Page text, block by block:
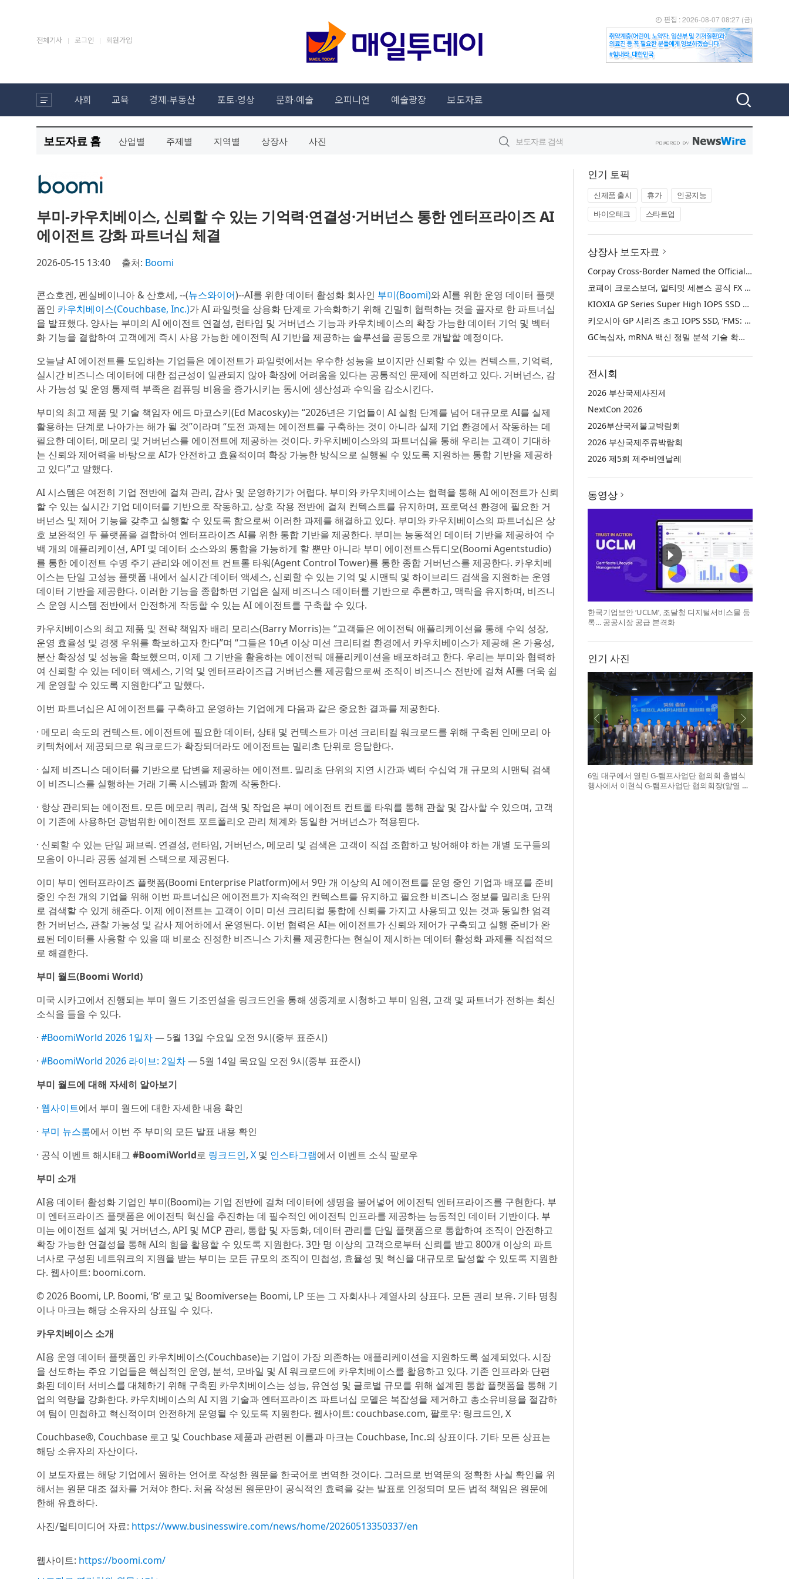
보도자료 홈 산업별 주제별 지역별 상장사 사진
부미-카우치베이스, 신뢰할 수 있는 기억력·연결성·거버넌스 통한 엔터프라이즈 AI
에이전트 강화 파트너십 체결
2026-05-15 13:40 출처: Boomi
콘쇼호켄, 펜실베이니아 & 산호세, --(뉴스와이어)--AI를 위한 데이터 활성화 회사인 부미(Boomi)와 AI를 위한 운영 데이터 플랫
폼인 카우치베이스(Couchbase, Inc.)가 AI 파일럿을 상용화 단계로 가속화하기 위해 긴밀히 협력하는 것을 골자로 한 파트너십
을 발표했다. 양사는 부미의 AI 에이전트 연결성, 런타임 및 거버넌스 기능과 카우치베이스의 확장 가능한 데이터 기억 및 벡터
화 기능을 결합하여 고객에게 즉시 사용 가능한 에이전틱 AI 기반을 제공하는 솔루션을 공동으로 개발할 예정이다.
오늘날 AI 에이전트를 도입하는 기업들은 에이전트가 파일럿에서는 우수한 성능을 보이지만 신뢰할 수 있는 컨텍스트, 기억력,
실시간 비즈니스 데이터에 대한 접근성이 일관되지 않아 확장에 어려움을 있다는 공통적인 문제에 직면하고 있다. 거버넌스, 감
사 가능성 및 운영 통제력 부족은 컴퓨팅 비용을 증가시키는 동시에 생산성과 수익을 감소시킨다.
부미의 최고 제품 및 기술 책임자 에드 마코스키(Ed Macosky)는 “2026년은 기업들이 AI 실험 단계를 넘어 대규모로 AI를 실제
활용하는 단계로 나아가는 해가 될 것”이라며 “도전 과제는 에이전트를 구축하는 것이 아니라 실제 기업 환경에서 작동하는 데
필요한 데이터, 메모리 및 거버넌스를 에이전트에 제공하는 것이다. 카우치베이스와의 파트너십을 통해 우리는 고객이 기대하
는 신뢰와 제어력을 바탕으로 AI가 안전하고 효율적이며 확장 가능한 방식으로 실행될 수 있도록 지원하는 통합 기반을 제공하
고 있다”고 말했다.
AI 시스템은 여전히 기업 전반에 걸쳐 관리, 감사 및 운영하기가 어렵다. 부미와 카우치베이스는 협력을 통해 AI 에이전트가 신뢰
할 수 있는 실시간 기업 데이터를 기반으로 작동하고, 상호 작용 전반에 걸쳐 컨텍스트를 유지하며, 프로덕션 환경에 필요한 거
버넌스 및 제어 기능을 갖추고 실행할 수 있도록 함으로써 이러한 과제를 해결하고 있다. 부미와 카우치베이스의 파트너십은 상
호 보완적인 두 플랫폼을 결합하여 엔터프라이즈 AI를 위한 통합 기반을 제공한다. 부미는 능동적인 데이터 기반을 제공하여 수
백 개의 애플리케이션, API 및 데이터 소스와의 통합을 가능하게 할 뿐만 아니라 부미 에이전트스튜디오(Boomi Agentstudio)
를 통한 에이전트 수명 주기 관리와 에이전트 컨트롤 타워(Agent Control Tower)를 통한 종합 거버넌스를 제공한다. 카우치베
이스는 단일 고성능 플랫폼 내에서 실시간 데이터 액세스, 신뢰할 수 있는 기억 및 시맨틱 및 하이브리드 검색을 지원하는 운영
데이터 기반을 제공한다. 이러한 기능을 종합하면 기업은 실제 비즈니스 데이터를 기반으로 추론하고, 맥락을 유지하며, 비즈니
스 운영 시스템 전반에서 안전하게 작동할 수 있는 AI 에이전트를 구축할 수 있다.
카우치베이스의 최고 제품 및 전략 책임자 배리 모리스(Barry Morris)는 “고객들은 에이전틱 애플리케이션을 통해 수익 성장,
운영 효율성 및 경쟁 우위를 확보하고자 한다”며 “그들은 10년 이상 미션 크리티컬 환경에서 카우치베이스가 제공해 온 가용성,
분산 확장성 및 성능을 확보했으며, 이제 그 기반을 활용하는 에이전틱 애플리케이션을 배포하려고 한다. 우리는 부미와 협력하
여 신뢰할 수 있는 데이터 액세스, 기억 및 엔터프라이즈급 거버넌스를 제공함으로써 조직이 비즈니스 전반에 걸쳐 AI를 더욱 쉽
게 운영할 수 있도록 지원한다”고 말했다.
이번 파트너십은 AI 에이전트를 구축하고 운영하는 기업에게 다음과 같은 중요한 결과를 제공한다.
· 메모리 속도의 컨텍스트. 에이전트에 필요한 데이터, 상태 및 컨텍스트가 미션 크리티컬 워크로드를 위해 구축된 인메모리 아
키텍처에서 제공되므로 워크로드가 확장되더라도 에이전트는 밀리초 단위로 응답한다.
· 실제 비즈니스 데이터를 기반으로 답변을 제공하는 에이전트. 밀리초 단위의 지연 시간과 벡터 수십억 개 규모의 시맨틱 검색
이 비즈니스를 실행하는 거래 기록 시스템과 함께 작동한다.
· 항상 관리되는 에이전트. 모든 메모리 쿼리, 검색 및 작업은 부미 에이전트 컨트롤 타워를 통해 관찰 및 감사할 수 있으며, 고객
이 기존에 사용하던 광범위한 에이전트 포트폴리오 관리 체계와 동일한 거버넌스가 적용된다.
· 신뢰할 수 있는 단일 패브릭. 연결성, 런타임, 거버넌스, 메모리 및 검색은 고객이 직접 조합하고 방어해야 하는 개별 도구들의
모음이 아니라 공동 설계된 스택으로 제공된다.
이미 부미 엔터프라이즈 플랫폼(Boomi Enterprise Platform)에서 9만 개 이상의 AI 에이전트를 운영 중인 기업과 배포를 준비
중인 수천 개의 기업을 위해 이번 파트너십은 에이전트가 지속적인 컨텍스트를 유지하고 필요한 비즈니스 정보를 밀리초 단위
로 검색할 수 있게 해준다. 이제 에이전트는 고객이 이미 미션 크리티컬 통합에 신뢰를 가지고 사용되고 있는 것과 동일한 엄격
한 거버넌스, 관찰 가능성 및 감사 제어하에서 운영된다. 이번 협력은 AI는 에이전트가 신뢰와 제어가 구축되고 실행 준비가 완
료된 데이터를 사용할 수 있을 때 비로소 진정한 비즈니스 가치를 제공한다는 현실이 제시하는 데이터 활성화 과제를 직접적으
로 해결한다.
부미 월드(Boomi World)
미국 시카고에서 진행되는 부미 월드 기조연설을 링크드인을 통해 생중계로 시청하고 부미 임원, 고객 및 파트너가 전하는 최신
소식을 들을 수 있다.
· #BoomiWorld 2026 1일차— 5월 13일 수요일 오전 9시(중부 표준시)
· #BoomiWorld 2026 라이브: 2일차— 5월 14일 목요일 오전 9시(중부 표준시)
부미 월드에 대해 자세히 알아보기
· 웹사이트에서 부미 월드에 대한 자세한 내용 확인
· 부미 뉴스룸에서 이번 주 부미의 모든 발표 내용 확인
· 공식 이벤트 해시태그 #BoomiWorld로 링크드인, X 및 인스타그램에서 이벤트 소식 팔로우
부미 소개
AI용 데이터 활성화 기업인 부미(Boomi)는 기업 전반에 걸쳐 데이터에 생명을 불어넣어 에이전틱 엔터프라이즈를 구현한다. 부
미 엔터프라이즈 플랫폼은 에이전틱 혁신을 추진하는 데 필수적인 에이전틱 인프라를 제공하는 능동적인 데이터 기반이다. 부
미는 에이전트 설계 및 거버넌스, API 및 MCP 관리, 통합 및 자동화, 데이터 관리를 단일 플랫폼으로 통합하여 조직이 안전하고
확장 가능한 연결성을 통해 AI의 힘을 활용할 수 있도록 지원한다. 3만 명 이상의 고객으로부터 신뢰를 받고 800개 이상의 파트
너사로 구성된 네트워크의 지원을 받는 부미는 모든 규모의 조직이 민첩성, 효율성 및 혁신을 대규모로 달성할 수 있도록 지원한
다. 웹사이트: boomi.com.
© 2026 Boomi, LP. Boomi, ‘B’ 로고 및 Boomiverse는 Boomi, LP 또는 그 자회사나 계열사의 상표다. 모든 권리 보유. 기타 명칭
이나 마크는 해당 소유자의 상표일 수 있다.
카우치베이스 소개
AI용 운영 데이터 플랫폼인 카우치베이스(Couchbase)는 기업이 가장 의존하는 애플리케이션을 지원하도록 설계되었다. 시장
을 선도하는 주요 기업들은 핵심적인 운영, 분석, 모바일 및 AI 워크로드에 카우치베이스를 활용하고 있다. 기존 인프라와 단편
화된 데이터 서비스를 대체하기 위해 구축된 카우치베이스는 성능, 유연성 및 글로벌 규모를 위해 설계된 통합 플랫폼을 통해 기
업의 역량을 강화한다. 카우치베이스의 AI 지원 기술과 엔터프라이즈 파트너십 모델은 복잡성을 제거하고 총소유비용을 절감하
여 팀이 민첩하고 혁신적이며 안전하게 운영될 수 있도록 지원한다. 웹사이트: couchbase.com, 팔로우: 링크드인, X
Couchbase®, Couchbase 로고 및 Couchbase 제품과 관련된 이름과 마크는 Couchbase, Inc.의 상표이다. 기타 모든 상표는
해당 소유자의 자산이다.
이 보도자료는 해당 기업에서 원하는 언어로 작성한 원문을 한국어로 번역한 것이다. 그러므로 번역문의 정확한 사실 확인을 위
해서는 원문 대조 절차를 거쳐야 한다. 처음 작성된 원문만이 공식적인 효력을 갖는 발표로 인정되며 모든 법적 책임은 원문에
한해 유효하다.
사진/멀티미디어 자료: https://www.businesswire.com/news/home/20260513350337/en
웹사이트: https://boomi.com/
인기 토픽
신제품 출시 휴가
인공지능
바이오테크
스타트업
상장사 보도자료
Corpay Cross-Border Named the Official FX Partner of Ultimate Sevens
코페이 크로스보더, 얼티밋 세븐스 공식 FX 파트너로 선정
KIOXIA GP Series Super High IOPS SSD Named ‘Best of Show’ at FMS: the Future of Memory and Storage 2026
키오시아 GP 시리즈 초고 IOPS SSD, ‘FMS: 메모리 및 스토리지의 미래 2026’에서 ‘베스트 오브 쇼’ 수상
GC녹십자, mRNA 백신 정밀 분석 기술 확보… 국제 학술지 논문 게재
전시회
2026 부산국제사진제
NextCon 2026
2026부산국제불교박람회
2026 부산국제주류박람회
2026 제5회 제주비엔날레
동영상
한국기업보안 ‘UCLM’, 조달청 디지털서비스몰 등
록… 공공시장 공급 본격화
인기 사진
6일 대구에서 열린 G-램프사업단 협의회 출범식
행사에서 이현식 G-램프사업단 협의회장(앞열 왼